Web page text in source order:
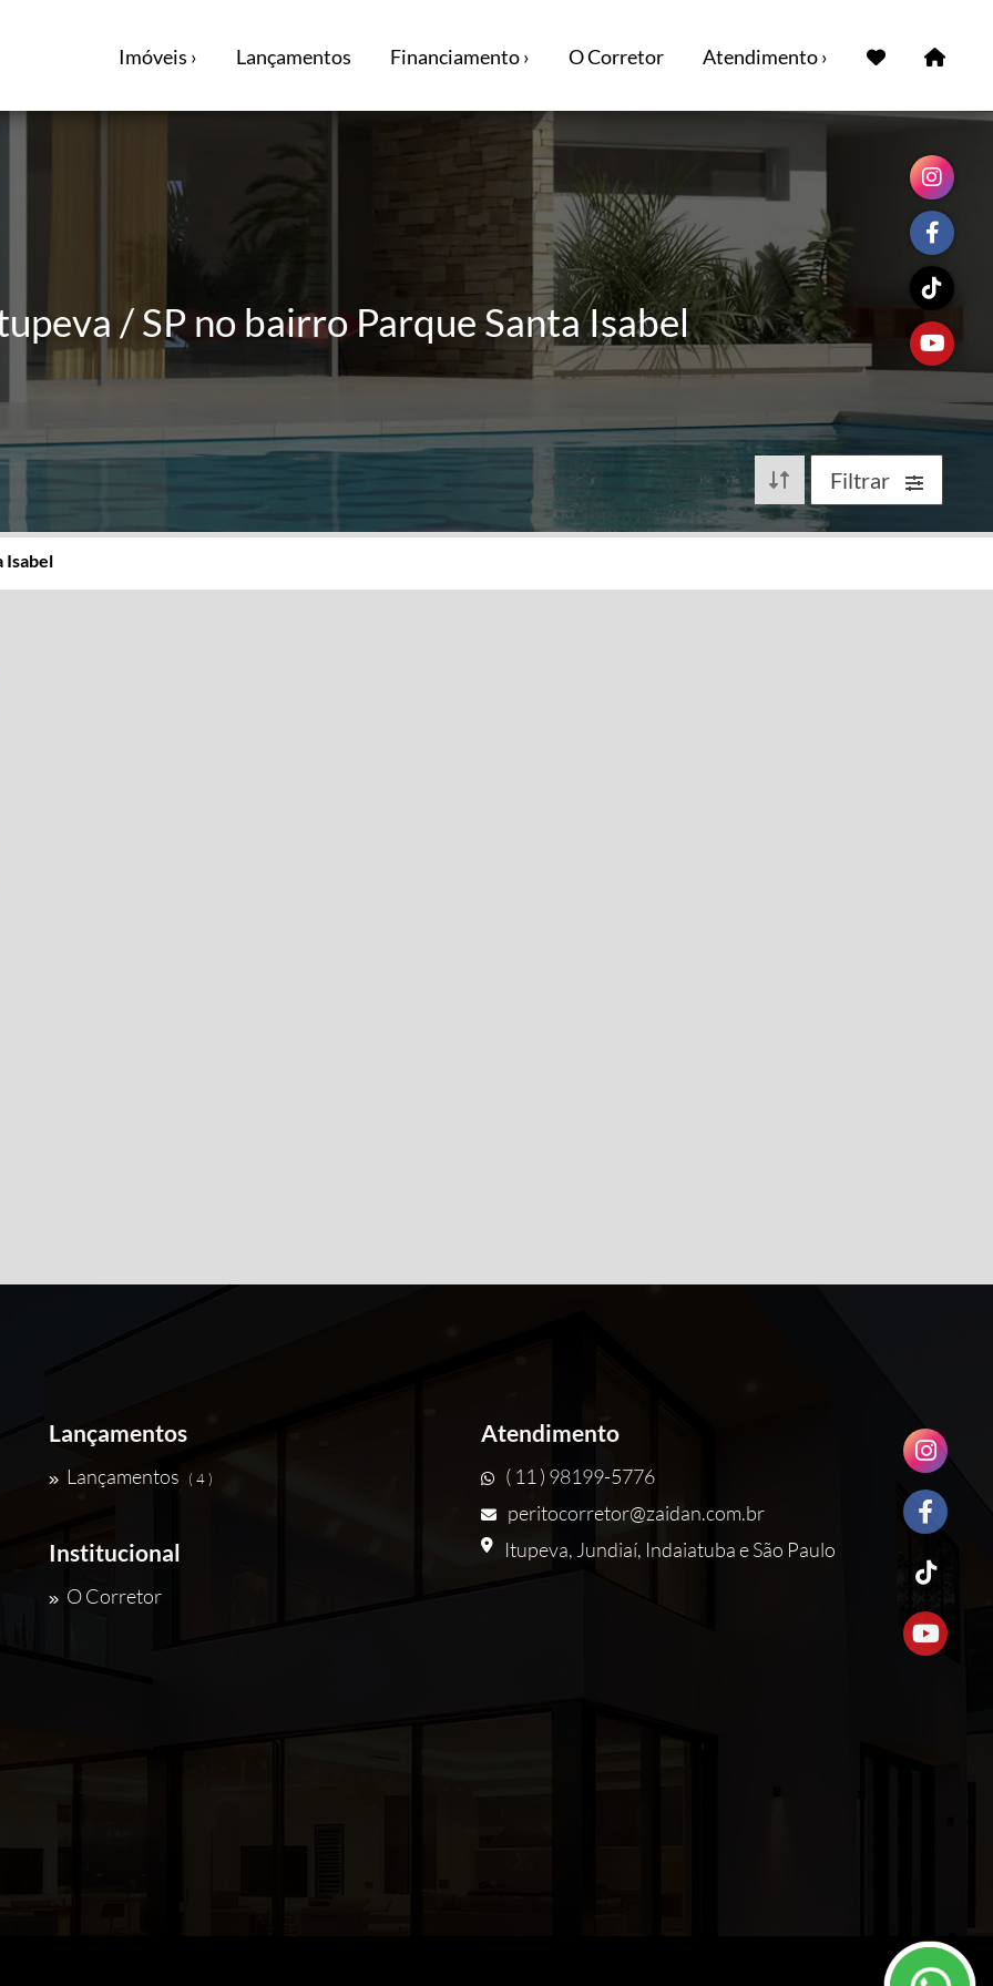
Imóveis › Lançamentos Financiamento › O Corretor Atendimento ›
/ SP no bairro Parque Santa Isabel
Filtrar
Isabel
Lançamentos
Lançamentos ( 4 )
Institucional
O Corretor
Atendimento
( 11 ) 98199-5776
peritocorretor@zaidan.com.br
Itupeva, Jundiaí, Indaiatuba e São Paulo